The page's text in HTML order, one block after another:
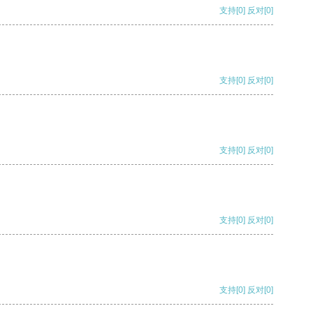
支持[0] 反对[0]
支持[0] 反对[0]
支持[0] 反对[0]
支持[0] 反对[0]
支持[0] 反对[0]